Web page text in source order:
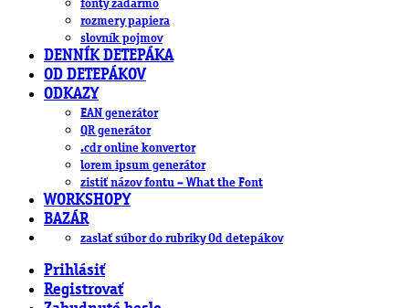
fonty zadarmo
rozmery papiera
slovník pojmov
DENNÍK DETEPÁKA
OD DETEPÁKOV
ODKAZY
EAN generátor
QR generátor
.cdr online konvertor
lorem ipsum generátor
zistiť názov fontu – What the Font
WORKSHOPY
BAZÁR
zaslať súbor do rubriky Od detepákov
Prihlásiť
Registrovať